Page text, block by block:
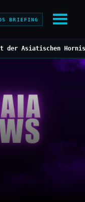
BRIEFING
Hornisse ///